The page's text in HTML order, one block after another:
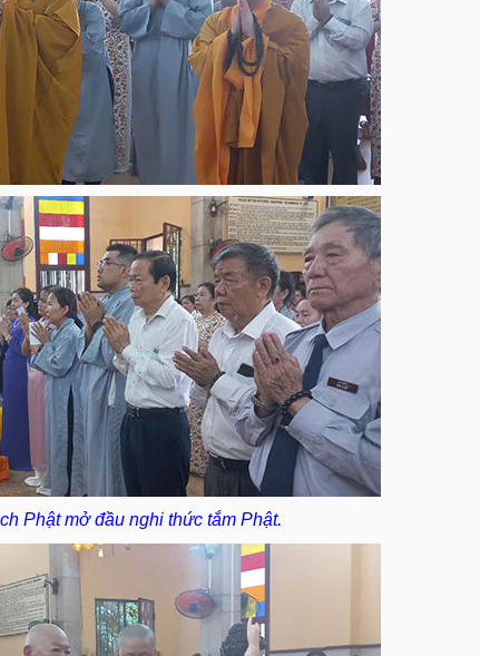
Phật mở đầu nghi thức tắm Phật.